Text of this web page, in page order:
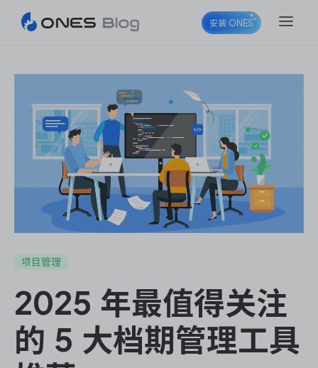
ONES Project
ONES Wiki
ONES Desk
ONES Assistant
安装 ONES
项目管理
2025 年最值得关注
的 5 大档期管理工具